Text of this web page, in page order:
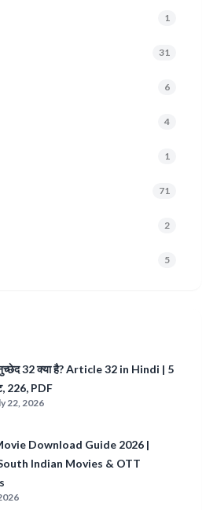
1
31
6
4
1
71
2
5
32 क्या है? Article 32 in Hindi | 5
226, PDF
22, 2026
Download Guide 2026 |
Indian Movies & OTT